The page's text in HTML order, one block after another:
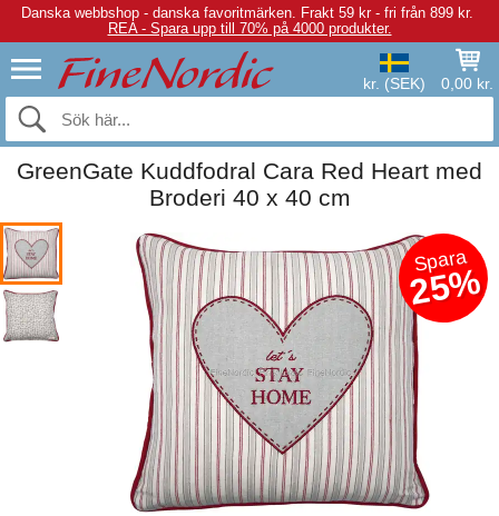
Danska webbshop - danska favoritmärken. Frakt 59 kr - fri från 899 kr.
REA - Spara upp till 70% på 4000 produkter.
kr. (SEK) 0,00 kr.
GreenGate Kuddfodral Cara Red Heart med
Broderi 40 x 40 cm
Spara
25%